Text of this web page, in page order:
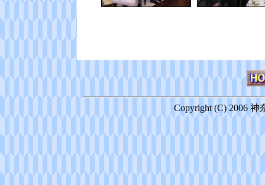
Copyright (C) 2006 神